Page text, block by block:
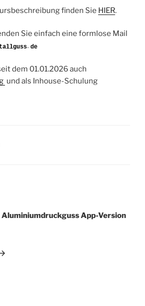
finden Sie HIER.
Sie einfach eine formlose Mail
.
dem 01.01.2026 auch
und als Inhouse-Schulung
App-Version